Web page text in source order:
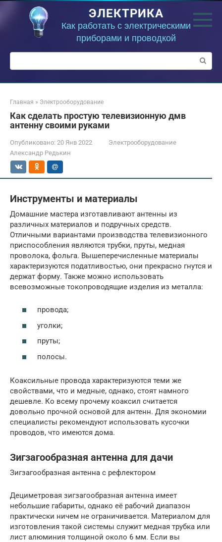
ЭЛЕКТРИКА
Как работать с электрическими
приборами и проводкой
Поиск:
Главная » Электрооборудование
Как сделать простую телевизионную дмв
антенну своими руками
Опубликовано: 20 Янв 2022
Электрооборудование
Александр Редькин
Инструменты и материалы
Домашние мастера изготавливают антенны из
различных материалов и подручных средств.
Отличными вариантами производства телевизионного
приспособления являются трубки, пруты, медная
проволока, фольга. Вышеперечисленные материалы
характеризуются податливостью, они прекрасно гнутся и
держат форму. Также можно использовать
всевозможные токопроводящие изделия из металла:
провода;
уголки;
пруты;
полосы.
Коаксильные провода характеризуются теми же
свойствами, что и медные, однако, стоят намного
дешевле. Ко всему прочему коаксил считается
довольно прочной основой для антенн. Для экономии
специалисты рекомендуют использовать кусочки
проводов, что имеются дома.
Зигзагообразная антенна для дачи
Зигзагообразная антенна с рефлектором
Дециметровая зигзагообразная антенна имеет
небольшие габариты, однако её рабочий диапазон
практически ничем не ограничивается. Материалом для
изготовления такой системы служит медная трубка или
лист алюминия толщиной около 6 мм. Если вы